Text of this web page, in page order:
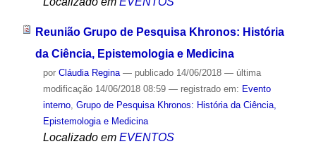
Reunião Grupo de Pesquisa Khronos: História
da Ciência, Epistemologia e Medicina
por Cláudia Regina — publicado14/06/2018 — última
modificação14/06/2018 08:59 — registrado em: Evento
interno, Grupo de Pesquisa Khronos: História da Ciência,
Epistemologia e Medicina
Localizado em EVENTOS